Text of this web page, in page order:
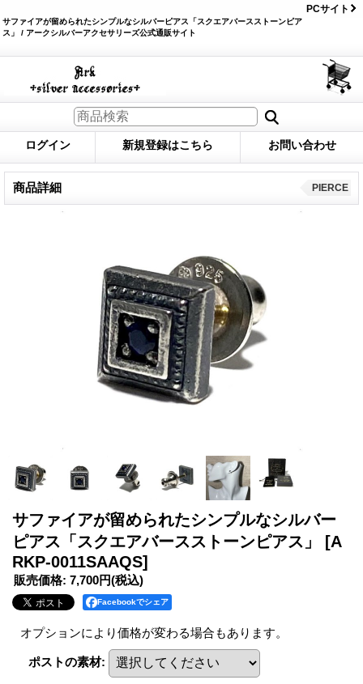
サファイアが留められたシンプルなシルバーピアス「スクエアバースストーンピア
ス」 / アークシルバーアクセサリーズ公式通販サイト
PCサイト
ログイン 新規登録はこちら お問い合わせ
商品詳細 PIERCE
サファイアが留められたシンプルなシルバー
ピアス「スクエアバースストーンピアス」
[A
RKP-0011SAAQS]
販売価格: 7,700円(税込)
Facebookでシェア
オプションにより価格が変わる場合もあります。
ポストの素材: